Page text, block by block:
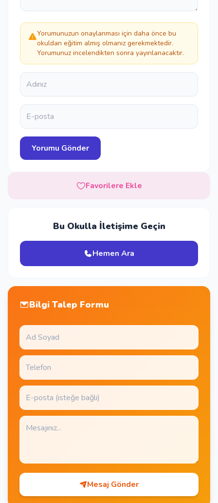
Yorumunuzun onaylanması için daha önce bu
okuldan eğitim almış olmanız gerekmektedir.
Yorumunuz incelendikten sonra yayınlanacaktır.
Favorilere Ekle
Bu Okulla İletişime Geçin
Hemen Ara
Bilgi Talep Formu
Mesaj Gönder